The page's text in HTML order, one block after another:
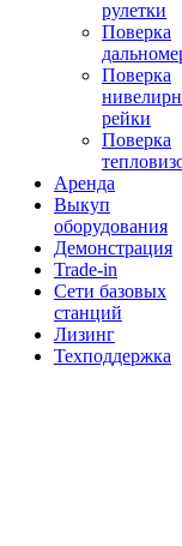
рулетки
Поверка
Поверка
рейки
Поверка
Аренда
Выкуп
оборудования
Демонстрация
Trade-in
Сети базовых
станций
Лизинг
Техподдержка